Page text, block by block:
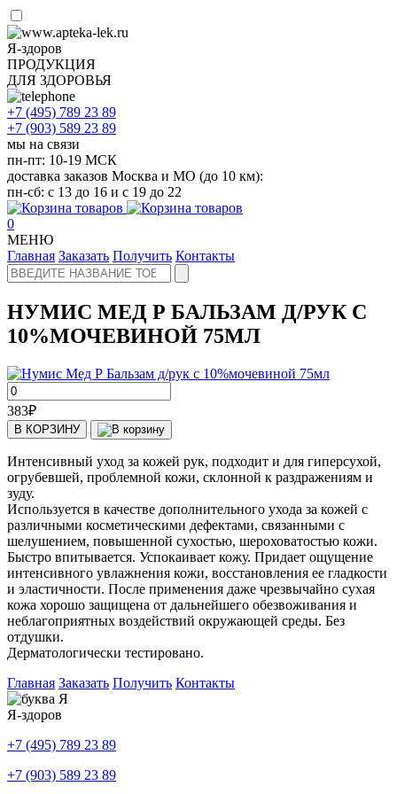
Я-здоров
ПРОДУКЦИЯ
ДЛЯ ЗДОРОВЬЯ
+7 (495) 789 23 89
+7 (903) 589 23 89
мы на связи
пн-пт: 10-19 МСК
доставка заказов Москва и МО (до 10 км):
пн-сб: с 13 до 16 и с 19 до 22
0
МЕНЮ
Главная Заказать Получить Контакты
НУМИС МЕД Р БАЛЬЗАМ Д/РУК С
10%МОЧЕВИНОЙ 75МЛ
383₽
В КОРЗИНУ
Интенсивный уход за кожей рук, подходит и для гиперсухой,
огрубевшей, проблемной кожи, склонной к раздражениям и
зуду.
Используется в качестве дополнительного ухода за кожей с
различными косметическими дефектами, связанными с
шелушением, повышенной сухостью, шероховатостью кожи.
Быстро впитывается. Успокаивает кожу. Придает ощущение
интенсивного увлажнения кожи, восстановления ее гладкости
и эластичности. После применения даже чрезвычайно сухая
кожа хорошо защищена от дальнейшего обезвоживания и
неблагоприятных воздействий окружающей среды. Без
отдушки.
Дерматологически тестировано.
Главная Заказать Получить Контакты
Я-здоров
+7 (495) 789 23 89
+7 (903) 589 23 89